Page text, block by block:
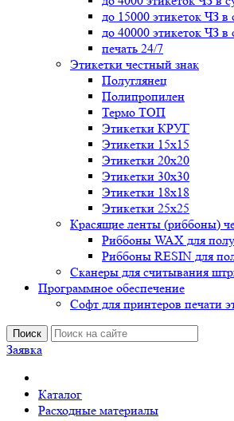
до 15000 этикеток ЧЗ в
до 40000 этикеток ЧЗ в
печать 24/7
Этикетки честный знак
Полуглянец
Полипропилен
Термо ТОП
Этикетки КРУГ
Этикетки 15х15
Этикетки 20х20
Этикетки 30х30
Этикетки 18х18
Этикетки 25х25
Красящие ленты (риббоны)
Риббоны WAX для
Риббоны RESIN для
Сканеры для считывания
Программное обеспечение
Софт для принтеров печати
Поиск
Заявка
Каталог
Расходные материалы